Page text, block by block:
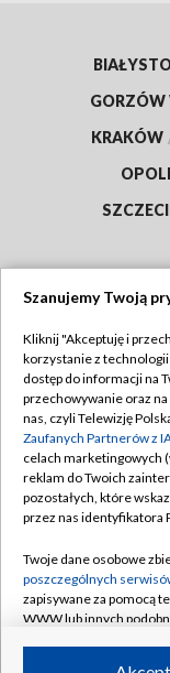
GORZÓW
KRAKÓW
Abonament TVP
Emisja w TVP
Centrum
Naziemna
Rada
System NOS
Informacje o
Szanujemy Twoją
Kliknij "Akceptuję i
korzystanie z
dostęp do informacji na
przechowywanie oraz
nas, czyli Telewizję
Zaufanych Partnerów z
celach marketingowych
reklam do Twoich
pozostałych, które
przez nas identyfikatora
Twoje dane osobowe
poszczególnych
zapisywane za pomocą
WWW lub innych